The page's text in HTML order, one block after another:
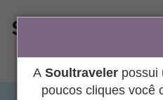
A Soultraveler possui
poucos cliques você
ÁREA